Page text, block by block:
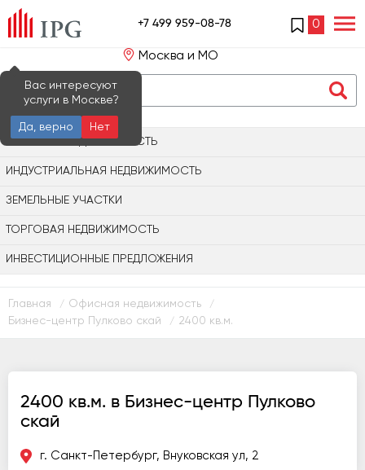
+7 499 959-08-78 0
Москва и МО
Вас интересуют
услуги в Москве?
Да, верно
Нет
ОФИСНАЯ НЕДВИЖИМОСТЬ
ИНДУСТРИАЛЬНАЯ НЕДВИЖИМОСТЬ
ЗЕМЕЛЬНЫЕ УЧАСТКИ
ТОРГОВАЯ НЕДВИЖИМОСТЬ
ИНВЕСТИЦИОННЫЕ ПРЕДЛОЖЕНИЯ
Главная / Офисная недвижимость /
Бизнес-центр Пулково скай / 2400 кв.м.
2400 кв.м. в Бизнес-центр Пулково
скай
г. Санкт-Петербург, Внуковская ул, 2